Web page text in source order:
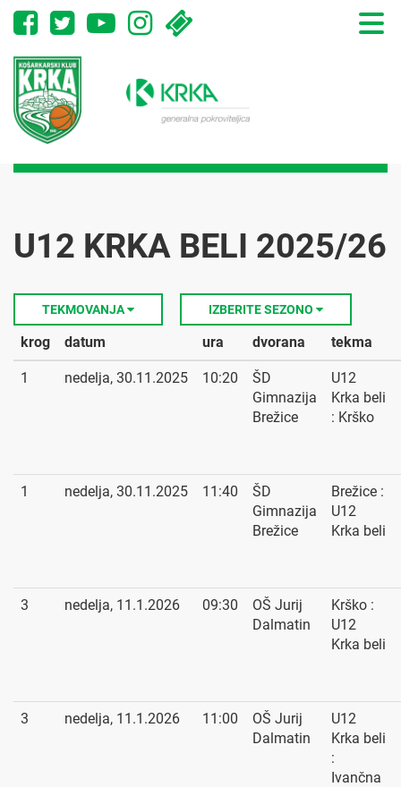
Toggle
U12 KRKA BELI 2025/26
TEKMOVANJA IZBERITE SEZONO
krog datum ura dvorana tekma
1 nedelja, 30.11.2025 10:20
ŠD
Gimnazija
Brežice
U12
Krka beli
: Krško
1 nedelja, 30.11.2025 11:40
ŠD
Gimnazija
Brežice
Brežice :
U12
Krka beli
3 nedelja, 11.1.2026 09:30
OŠ Jurij
Dalmatin
Krško :
U12
Krka beli
3 nedelja, 11.1.2026 11:00
OŠ Jurij
Dalmatin
U12
Krka beli
:
Ivančna